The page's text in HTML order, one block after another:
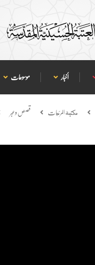
أخبار موسوعات
مكتبة المرئيات قصص وعبر